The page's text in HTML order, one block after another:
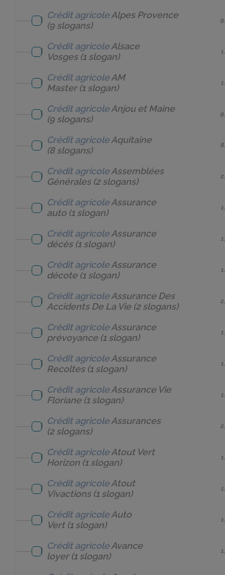
Crédit agricoleAlpes Provence
(9 slogans)
Crédit agricoleAlsace
Vosges(1 slogan)
Crédit agricoleAM
Master(1 slogan)
Crédit agricoleAnjou et Maine
(9 slogans)
Crédit agricoleAquitaine
(8 slogans)
Crédit agricoleAssemblées
Générales(2 slogans)
Crédit agricoleAssurance
auto(1 slogan)
Crédit agricoleAssurance
décès(1 slogan)
Crédit agricoleAssurance
décote(1 slogan)
Crédit agricoleAssurance Des
Accidents De La Vie(2 slogans)
Crédit agricoleAssurance
prévoyance(1 slogan)
Crédit agricoleAssurance
Recoltes(1 slogan)
Crédit agricoleAssurance Vie
Floriane(1 slogan)
Crédit agricoleAssurances
(2 slogans)
Crédit agricoleAtout Vert
Horizon (1 slogan)
Crédit agricoleAtout
Vivactions(1 slogan)
Crédit agricoleAuto
Vert(1 slogan)
Crédit agricoleAvance
loyer(1 slogan)